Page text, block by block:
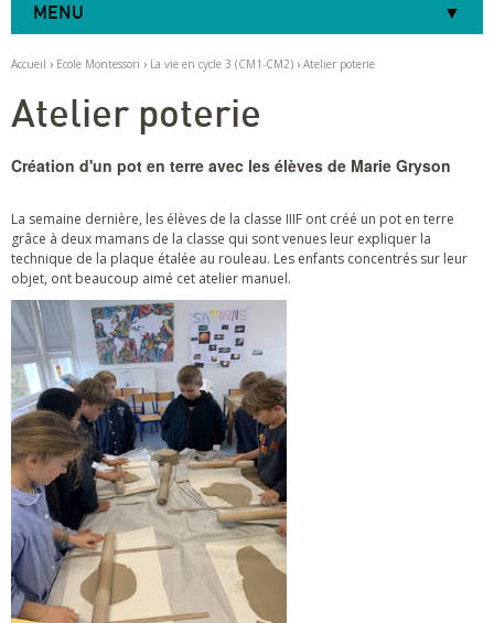
MENU
Accueil › Ecole Montessori › La vie en cycle 3 (CM1-CM2) › Atelier poterie
Atelier poterie
Création d'un pot en terre avec les élèves de Marie Gryson
La semaine dernière, les élèves de la classe IIIF ont créé un pot en terre
grâce à deux mamans de la classe qui sont venues leur expliquer la
technique de la plaque étalée au rouleau. Les enfants concentrés sur leur
objet, ont beaucoup aimé cet atelier manuel.